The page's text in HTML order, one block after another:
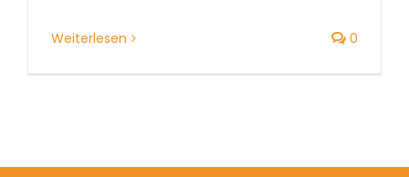
Weiterlesen 0